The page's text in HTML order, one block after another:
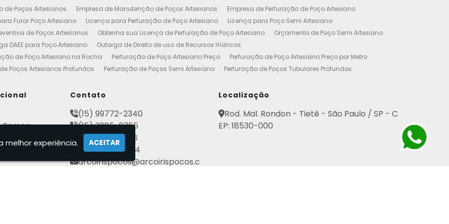
de Poços Artesianos Empresa de Manutenção de Poços Artesianos
Empresa de Perfuração de Poço Artesiano
Furar Poço Artesiano Licença para Perfuração de Poço Artesiano
Licença para Poço Semi Artesiano
de Poços Artesianos Obtenha sua Licença de Perfuração de Poço Artesiano
Orçamento de Poço Semi Artesiano
DAEE para Poço Artesiano
Outorga de Direito de uso de Recursos Hídricos
de Poço Artesiano na Rocha Perfuração de Poço Artesiano Preço
Perfuração de Poço Artesiano Preço por Metro
Poços Artesianos Profundos Perfuração de Poços Semi Artesiano
Perfuração de Poços Tubulares Profundos
Projeto de Perfuração de Poços Artesianos
Quanto Custa o Metro de Perfuração de Poço Artesiano
Licença de Poço Artesiano Manutenção de Poço Artesiano
Perfuração de Poço Artesiano
Poço Tubular Profundo Poços Artesianos Residencial
de Poço Artesiano Poços Artesianos
Outorga Poços Artesianos
Conserto de Bombas de Poço Artesiano Perfuração de Poços
Somos
Contato
(15) 99772-2340
(15) 3285-2755
(15) 3282-2568
(15) 99802-7184
arcoirispocos@arcoirispocos.c
Localização
Rod. Mal. Rondon - Tietê - São Paulo / SP - C
EP: 18530-000
melhor experiência. ACEITAR